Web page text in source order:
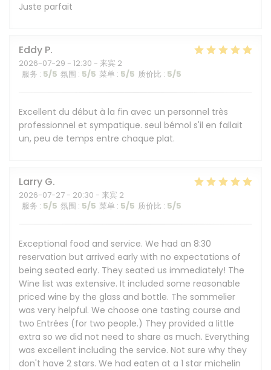
Juste parfait
Eddy P
2026-07-29 - 12:30 - 来宾 2
服务 : 5/5 氛围 : 5/5 菜单 : 5/5 质价比 : 5/5
Excellent du début à la fin avec un personnel très
professionnel et sympatique. seul bémol s'il en fallait
un, peu de temps entre chaque plat.
Larry G
2026-07-27 - 20:30 - 来宾 2
服务 : 5/5 氛围 : 5/5 菜单 : 5/5 质价比 : 5/5
Exceptional food and service. We had an 8:30
reservation but arrived early with no expectations of
being seated early. They seated us immediately! The
Wine list was extensive. It included some reasonable
priced wine by the glass and bottle. The sommelier
was very helpful. We choose one tasting course and
two Entrées (for two people.) They provided a little
extra so we did not need to share as much. Everything
was excellent including the service. Not sure why they
don't have 2 stars. We had eaten at a 1 star michelin